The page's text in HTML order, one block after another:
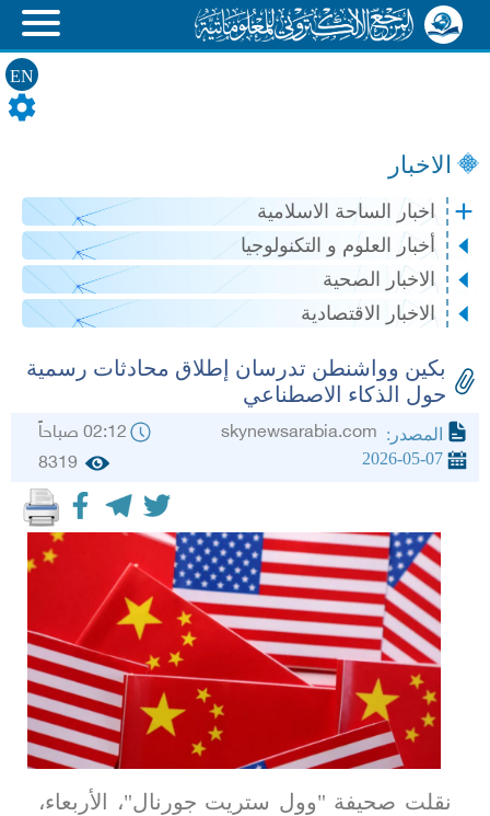
EN
الاخبار
اخبار الساحة الاسلامية
أخبار العلوم و التكنولوجيا
الاخبار الصحية
الاخبار الاقتصادية
بكين وواشنطن تدرسان إطلاق محادثات رسمية
حول الذكاء الاصطناعي
المصدر: 02:12 صباحاً
2026-05-07
8319
نقلت صحيفة "وول ستريت جورنال"، الأربعاء،